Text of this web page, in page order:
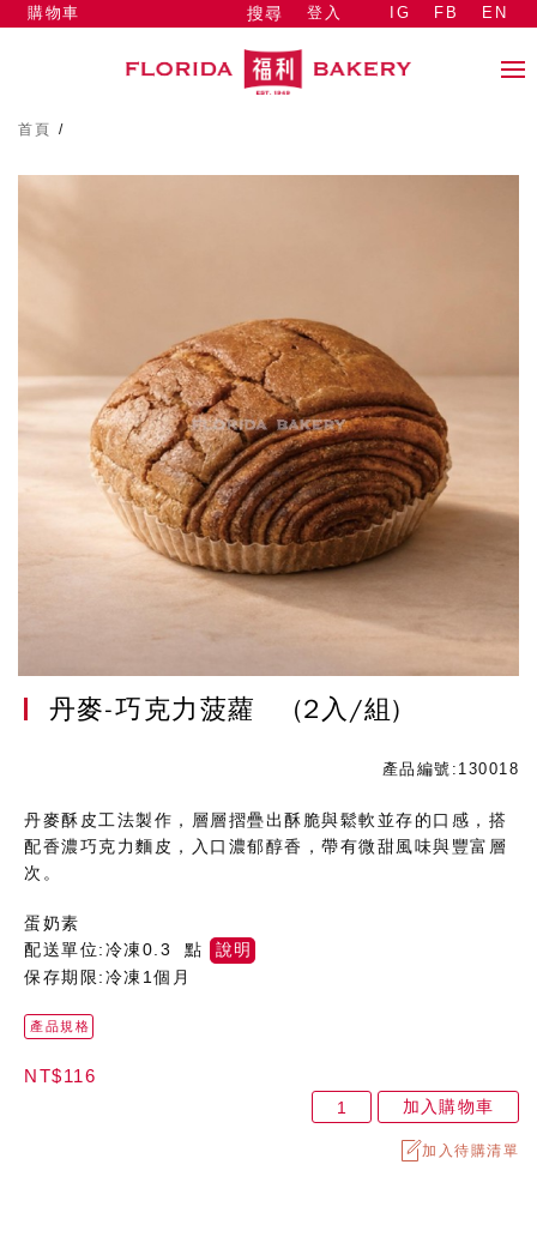
搜尋 登入
購物車 IG FB EN
首頁 /
丹麥-巧克力菠蘿 (2入/組)
產品編號:130018
丹麥酥皮工法製作，層層摺疊出酥脆與鬆軟並存的口感，搭
配香濃巧克力麵皮，入口濃郁醇香，帶有微甜風味與豐富層
次。
蛋奶素
配送單位:冷凍0.3 點
說明
保存期限:冷凍1個月
產品規格
NT$116
加入購物車
加入待購清單